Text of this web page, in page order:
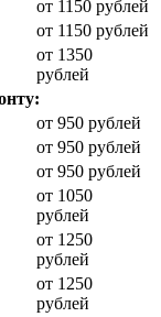
от 1150 рублей
от 1150 рублей
от 1350
рублей
от 950 рублей
от 950 рублей
от 950 рублей
от 1050
рублей
от 1250
рублей
от 1250
рублей